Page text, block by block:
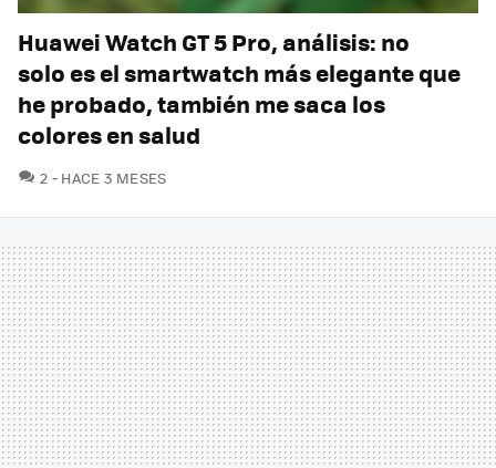
Huawei Watch GT 5 Pro, análisis: no
solo es el smartwatch más elegante que
he probado, también me saca los
colores en salud
2 COMENTARIOS
HACE 3 MESES